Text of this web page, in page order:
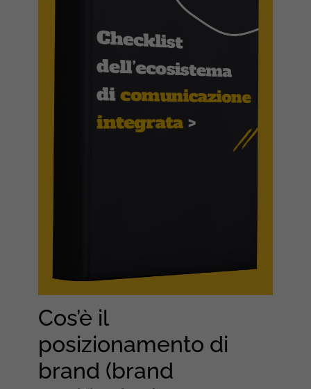
Cos’è il
posizionamento di
brand (brand